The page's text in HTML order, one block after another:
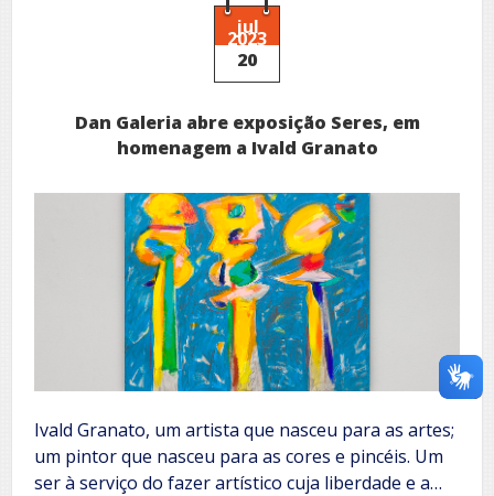
e
Ofícios
prorroga
exposição
em
a
Victor
9
de
setembro
jul
2023
20
Dan Galeria abre exposição Seres, em
homenagem a Ivald Granato
Ivald Granato, um artista que nasceu para as artes;
um pintor que nasceu para as cores e pincéis. Um
ser à serviço do fazer artístico cuja liberdade e a…